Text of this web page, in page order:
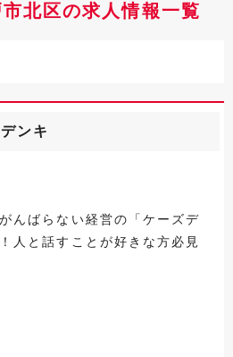
北区の求人情報一覧
ンキ
んばらない経営の「ケーズデ
人と話すことが好きな方必見